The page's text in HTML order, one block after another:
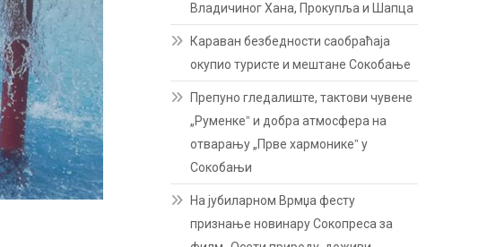
Владичиног Хана, Прокупља и Шапца
Караван безбедности саобраћаја
окупио туристе и мештане Сокобање
Препуно гледалиште, тактови чувене
„Руменкеˮ и добра атмосфера на
отварању „Прве хармоникеˮ у
Сокобањи
На јубиларном Врмџа фесту
признање новинару Сокопреса за